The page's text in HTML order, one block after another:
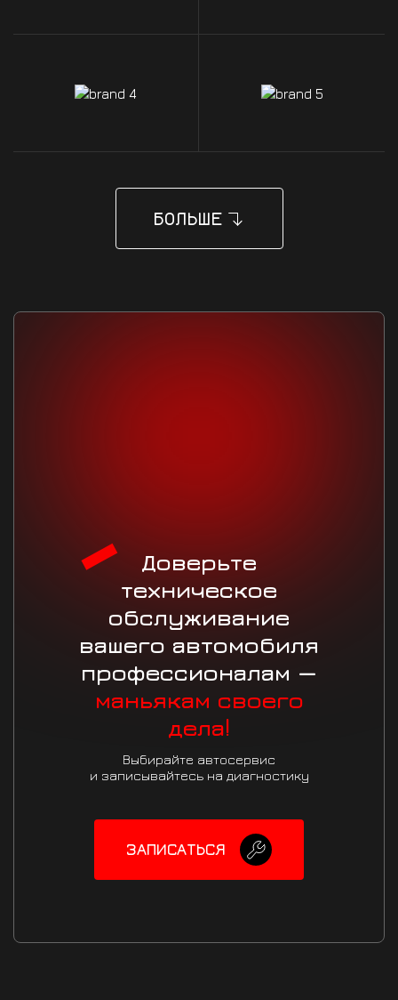
БОЛЬШЕ
Доверьте
техническое
обслуживание
вашего автомобиля
профессионалам —
маньякам своего
дела!
Выбирайте автосервис
и записывайтесь на диагностику
ЗАПИСАТЬСЯ